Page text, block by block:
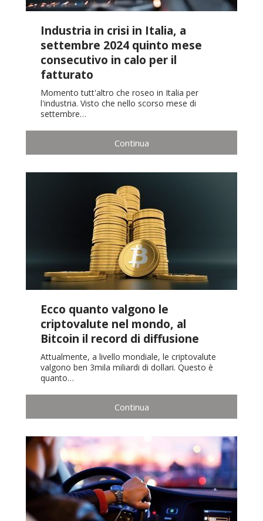
Industria in crisi in Italia, a
settembre 2024 quinto mese
consecutivo in calo per il
fatturato
Momento tutt'altro che roseo in Italia per
l'industria. Visto che nello scorso mese di
settembre…
Continua
Ecco quanto valgono le
criptovalute nel mondo, al
Bitcoin il record di diffusione
Attualmente, a livello mondiale, le criptovalute
valgono ben 3mila miliardi di dollari. Questo è
quanto…
Continua